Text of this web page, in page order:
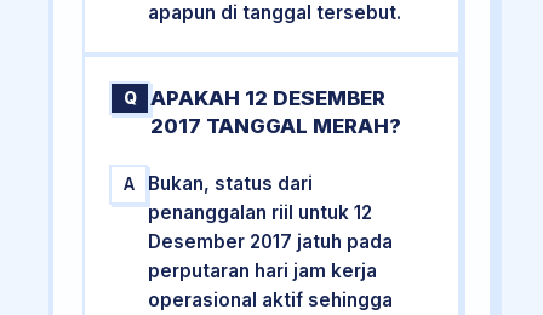
apapun di tanggal tersebut.
Q
APAKAH 12 DESEMBER
2017 TANGGAL MERAH?
A
Bukan, status dari
penanggalan riil untuk 12
Desember 2017 jatuh pada
perputaran hari jam kerja
operasional aktif sehingga